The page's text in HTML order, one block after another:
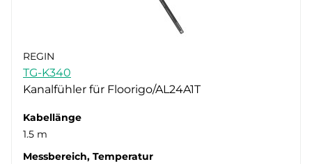
REGIN
TG-K340
Kanalfühler für Floorigo/AL24A1T
Kabellänge
1.5 m
Messbereich, Temperatur